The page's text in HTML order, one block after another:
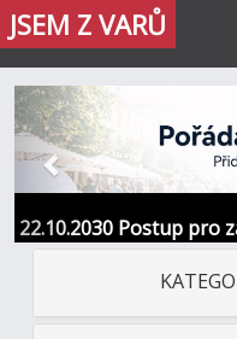
JSEM Z VARŮ
22.10.2030 Postup pro
Informace / kontakt
Předchozí